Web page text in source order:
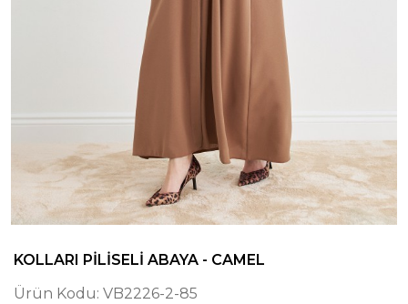
KOLLARI PILISELI ABAYA - CAMEL
Ürün Kodu: VB2226-2-85